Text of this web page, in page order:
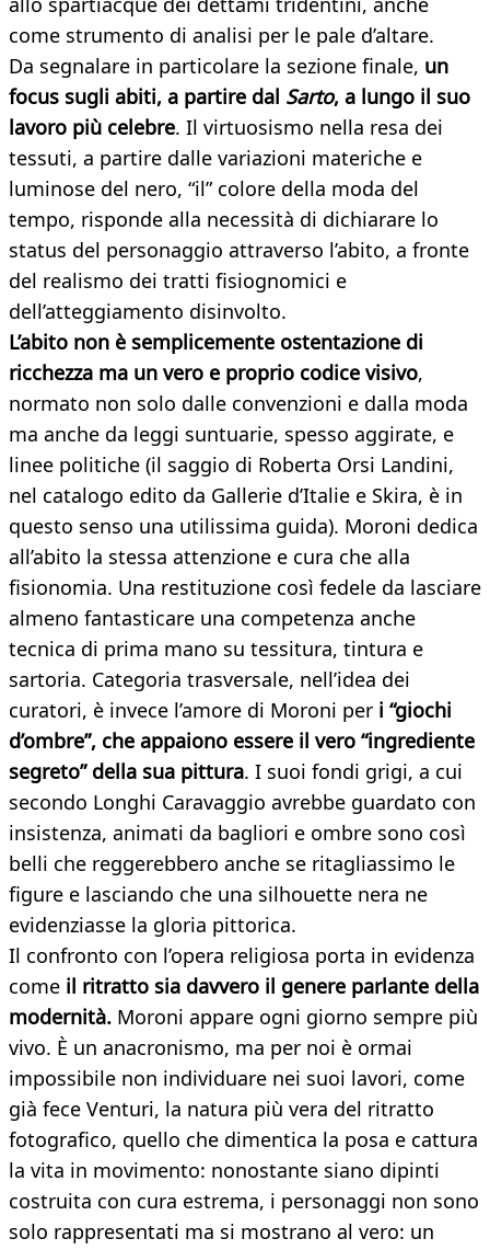
come strumento di analisi per le pale d’altare.
Da segnalare in particolare la sezione finale, un
focus sugli abiti, a partire dal Sarto, a lungo il suo
lavoro più celebre. Il virtuosismo nella resa dei
tessuti, a partire dalle variazioni materiche e
luminose del nero, “il” colore della moda del
tempo, risponde alla necessità di dichiarare lo
status del personaggio attraverso l’abito, a fronte
del realismo dei tratti fisiognomici e
dell’atteggiamento disinvolto.
L’abito non è semplicemente ostentazione di
ricchezza ma un vero e proprio codice visivo,
normato non solo dalle convenzioni e dalla moda
ma anche da leggi suntuarie, spesso aggirate, e
linee politiche (il saggio di Roberta Orsi Landini,
nel catalogo edito da Gallerie d’Italie e Skira, è in
questo senso una utilissima guida). Moroni dedica
all’abito la stessa attenzione e cura che alla
fisionomia. Una restituzione così fedele da lasciare
almeno fantasticare una competenza anche
tecnica di prima mano su tessitura, tintura e
sartoria. Categoria trasversale, nell’idea dei
curatori, è invece l’amore di Moroni per i “giochi
d’ombre”, che appaiono essere il vero “ingrediente
segreto” della sua pittura. I suoi fondi grigi, a cui
secondo Longhi Caravaggio avrebbe guardato con
insistenza, animati da bagliori e ombre sono così
belli che reggerebbero anche se ritagliassimo le
figure e lasciando che una silhouette nera ne
evidenziasse la gloria pittorica.
Il confronto con l’opera religiosa porta in evidenza
come il ritratto sia davvero il genere parlante della
modernità. Moroni appare ogni giorno sempre più
vivo. È un anacronismo, ma per noi è ormai
impossibile non individuare nei suoi lavori, come
già fece Venturi, la natura più vera del ritratto
fotografico, quello che dimentica la posa e cattura
la vita in movimento: nonostante siano dipinti
costruita con cura estrema, i personaggi non sono
solo rappresentati ma si mostrano al vero: un